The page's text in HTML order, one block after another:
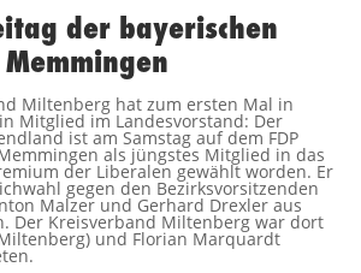
der bayerischen
Miltenberg hat zum ersten Mal in
Mitglied im Landesvorstand: Der
ist am Samstag auf dem FDP
als jüngstes Mitglied in das
der Liberalen gewählt worden. Er
gegen den Bezirksvorsitzenden
Malzer und Gerhard Drexler aus
Der Kreisverband Miltenberg war dort
und Florian Marquardt